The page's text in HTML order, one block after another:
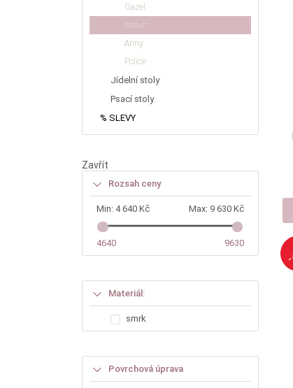
Gazel
Natur
Anny
Police
Jídelní stoly
Psací stoly
% SLEVY
Zavřít
Rozsah ceny
Min: 4 640 Kč Max: 9 630 Kč
4640 9630
Materiál:
smrk
Povrchová úprava